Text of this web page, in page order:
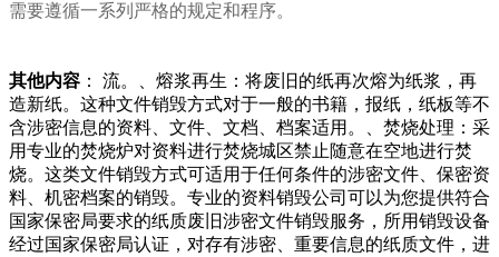
需要遵循一系列严格的规定和程序。
其他内容 ： 流。、熔浆再生：将废旧的纸再次熔为纸浆，再
造新纸。这种文件销毁方式对于一般的书籍，报纸，纸板等不
含涉密信息的资料、文件、文档、档案适用。、焚烧处理：采
用专业的焚烧炉对资料进行焚烧城区禁止随意在空地进行焚
烧。这类文件销毁方式可适用于任何条件的涉密文件、保密资
料、机密档案的销毁。专业的资料销毁公司可以为您提供符合
国家保密局要求的纸质废旧涉密文件销毁服务，所用销毁设备
经过国家保密局认证，对存有涉密、重要信息的纸质文件，进